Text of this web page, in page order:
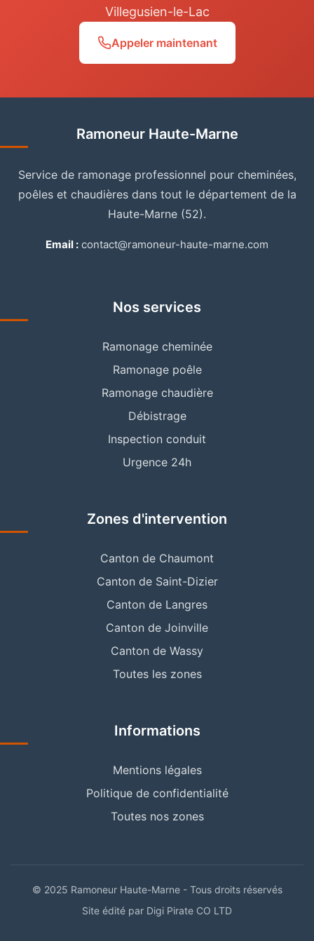
Villegusien-le-Lac
Appeler maintenant
Ramoneur Haute-Marne
Service de ramonage professionnel pour cheminées,
poêles et chaudières dans tout le département de la
Haute-Marne (52).
Email : contact@ramoneur-haute-marne.com
Nos services
Ramonage cheminée
Ramonage poêle
Ramonage chaudière
Débistrage
Inspection conduit
Urgence 24h
Zones d'intervention
Canton de Chaumont
Canton de Saint-Dizier
Canton de Langres
Canton de Joinville
Canton de Wassy
Toutes les zones
Informations
Mentions légales
Politique de confidentialité
Toutes nos zones
© 2025 Ramoneur Haute-Marne - Tous droits réservés
Site édité par Digi Pirate CO LTD